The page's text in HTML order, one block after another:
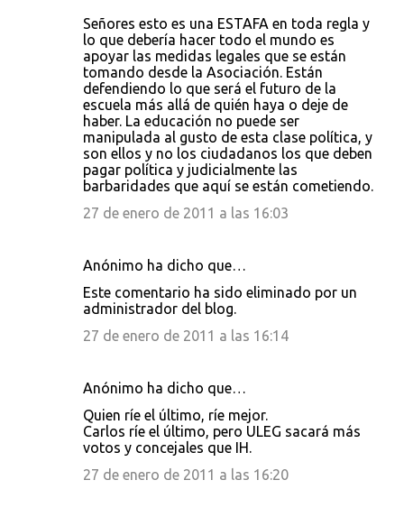
Señores esto es una ESTAFA en toda regla y
lo que debería hacer todo el mundo es
apoyar las medidas legales que se están
tomando desde la Asociación. Están
defendiendo lo que será el futuro de la
escuela más allá de quién haya o deje de
haber. La educación no puede ser
manipulada al gusto de esta clase política, y
son ellos y no los ciudadanos los que deben
pagar política y judicialmente las
barbaridades que aquí se están cometiendo.
27 de enero de 2011 a las 16:03
Anónimo ha dicho que…
Este comentario ha sido eliminado por un
administrador del blog.
27 de enero de 2011 a las 16:14
Anónimo ha dicho que…
Quien ríe el último, ríe mejor.
Carlos ríe el último, pero ULEG sacará más
votos y concejales que IH.
27 de enero de 2011 a las 16:20